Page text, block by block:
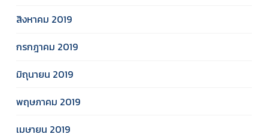
สิงหาคม 2019
กรกฎาคม 2019
มิถุนายน 2019
พฤษภาคม 2019
เมษายน 2019